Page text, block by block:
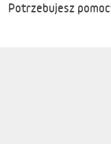
Potrzebujesz